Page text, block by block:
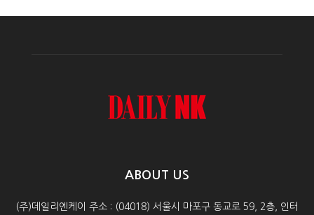
ABOUT US
(주)데일리엔케이 주소 : (04018) 서울시 마포구 동교로 59, 2층, 인터